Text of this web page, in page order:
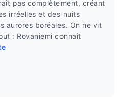
pas complètement, créant
irréelles et des nuits
aurores boréales. On ne vit
: Rovaniemi connaît